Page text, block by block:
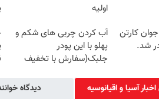
اولیه
کارتن
شد.
آب کردن چربی های شکم و
پهلو با این پودر
جلبک(سفارش با تخفیف
آسیا و اقیانوسیه دیدگاه